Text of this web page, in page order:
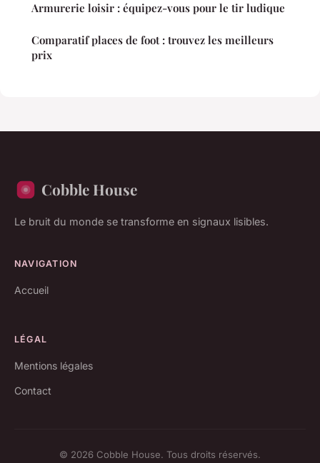
Armurerie loisir : équipez-vous pour le tir ludique
Comparatif places de foot : trouvez les meilleurs
prix
Cobble House
Le bruit du monde se transforme en signaux lisibles.
NAVIGATION
Accueil
LÉGAL
Mentions légales
Contact
© 2026 Cobble House. Tous droits réservés.